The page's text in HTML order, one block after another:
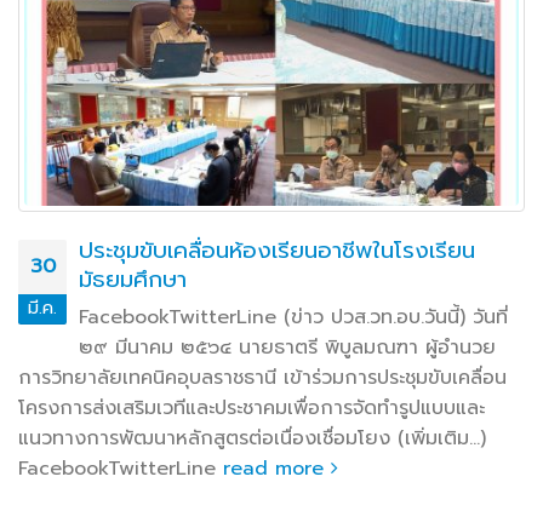
26
มี.ค.
วท.อุบลฯ ร่วมการประชุมคณะกรมการจังหวัด
อุบลราชธานี หัวหน้าส่วนราชการ หัวหน้าหน่วย
งานรัฐวิสาหกิจ และนายอำเภอ ครั้งที่ ๓/๒๕๖๗
ประจำเดือนมีนาคม ๒๕๖๗
FacebookTwitterLineวันที่ ๒๕ มีนาคม ๒๕๖๗ เวลา ๐๙.๐๐
น. นายธาตรี พิบูลมณฑา ผู้อำนวยการวิทยาลัยเทคนิค
อุบลราชธานี มอบหมายให้นางสาวสายฝน สาระผล (เพิ่มเติม…)
FacebookTwitterLine read more